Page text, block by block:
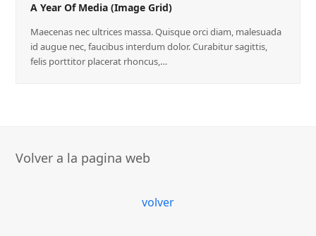
A Year Of Media (Image Grid)
Maecenas nec ultrices massa. Quisque orci diam, malesuada
id augue nec, faucibus interdum dolor. Curabitur sagittis,
felis porttitor placerat rhoncus,…
Volver a la pagina web
volver